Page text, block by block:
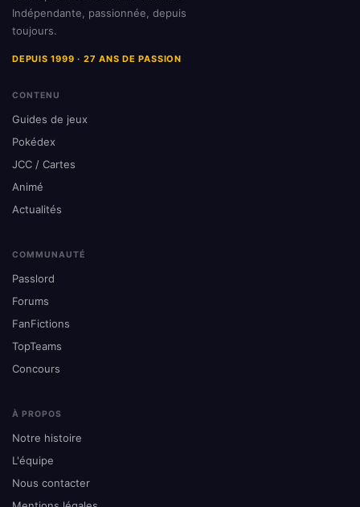
Indépendante, passionnée, depuis
toujours.
DEPUIS 1999 · 27 ANS DE PASSION
CONTENU
Guides de jeux
Pokédex
JCC / Cartes
Animé
Actualités
COMMUNAUTÉ
Passlord
Forums
FanFictions
TopTeams
Concours
À PROPOS
Notre histoire
L'équipe
Nous contacter